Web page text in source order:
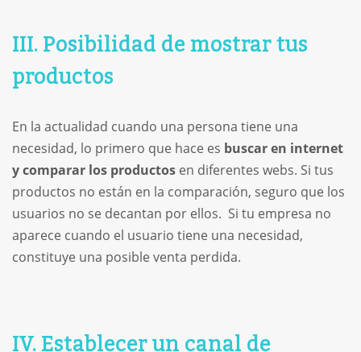
III. Posibilidad de mostrar tus
productos
En la actualidad cuando una persona tiene una
necesidad, lo primero que hace es buscar en internet
y comparar los productos en diferentes webs. Si tus
productos no están en la comparación, seguro que los
usuarios no se decantan por ellos. Si tu empresa no
aparece cuando el usuario tiene una necesidad,
constituye una posible venta perdida.
IV. Establecer un canal de